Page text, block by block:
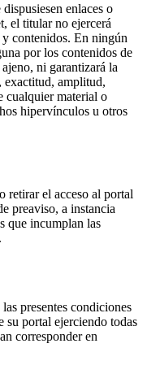
enlaces o
el titular no ejercerá
contenidos. En ningún
por los contenidos de
ni garantizará la
amplitud,
cualquier material o
hipervínculos u otros
retirar el acceso al portal
preaviso, a instancia
que incumplan las
presentes condiciones
su portal ejerciendo todas
corresponder en